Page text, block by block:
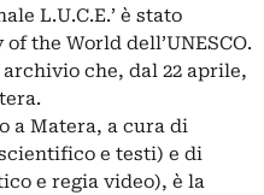
L.U.C.E.’ è stato
the World dell’UNESCO.
che, dal 22 aprile,
a Matera, a cura di
e testi) e di
e regia video), è la